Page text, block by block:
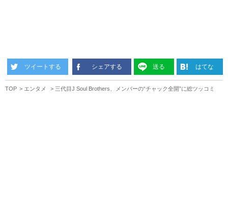
ツイートする シェアする 送る はてな
TOP エンタメ 三代目J Soul Brothers、メンバーの“チャック全開”に総ツッコミ